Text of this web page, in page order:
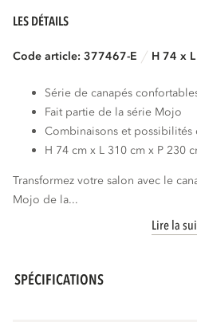
LES DÉTAILS
Code article: 377467-E H 74 x
Série de canapés
Fait partie de la série Mojo
Combinaisons et
H 74 cm x L 310 cm x P 230
Transformez votre salon avec le
Mojo de la...
Lire la
SPÉCIFICATIONS